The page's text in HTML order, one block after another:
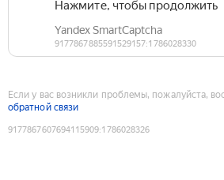
Если у вас возникли проблемы, пожалуйста,
обратной связи
9177867607694115909:1786028326